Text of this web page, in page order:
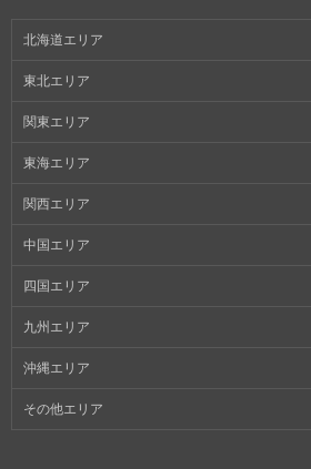
北海道エリア
東北エリア
関東エリア
東海エリア
関西エリア
中国エリア
四国エリア
九州エリア
沖縄エリア
その他エリア